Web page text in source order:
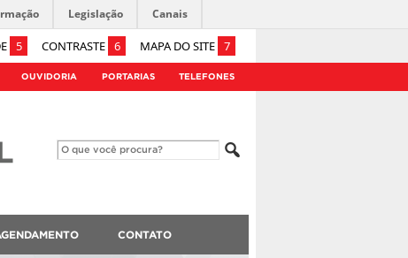
5 CONTRASTE 6 MAPA DO SITE 7
Legislação Canais
OUVIDORIA PORTARIAS TELEFONES
CONTATO